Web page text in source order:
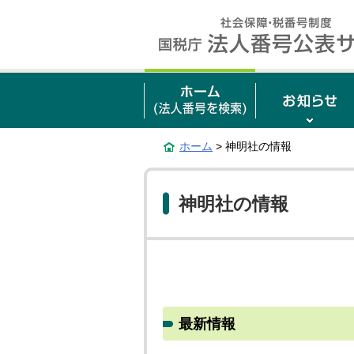
ホーム > 神明社の情報
神明社の情報
最新情報